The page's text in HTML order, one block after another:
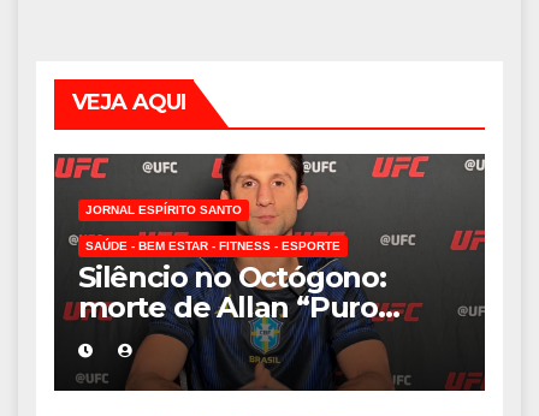
VEJA AQUI
JORNAL ESPÍRITO SANTO
SAÚDE - BEM ESTAR - FITNESS - ESPORTE
Silêncio no Octógono:
morte de Allan “Puro
Osso” interrompe
trajetória de destaque no
MMA aos 34 anos